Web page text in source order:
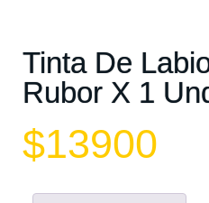
Tinta De
Rubor X 1
$13900